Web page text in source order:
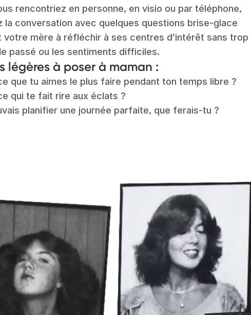
rencontriez en personne, en visio ou par téléphone,
la conversation avec quelques questions brise-glace
votre mère à réfléchir à ses centres d’intérêt sans trop
passé ou les sentiments difficiles.
légères à poser à maman :
que tu aimes le plus faire pendant ton temps libre ?
qui te fait rire aux éclats ?
planifier une journée parfaite, que ferais-tu ?